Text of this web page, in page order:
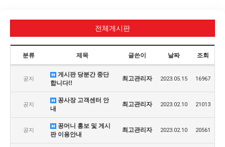
전체게시판
분류 제목 글쓴이 날짜 조회
공지
게시판 당분간 중단
합니다!!
최고관리자 2023.05.15 16967
공지
꽁사장 고객센터 안
내
최고관리자 2023.02.10 21013
공지
꽁머니 홍보 및 게시
판 이용안내
최고관리자 2023.02.10 20561